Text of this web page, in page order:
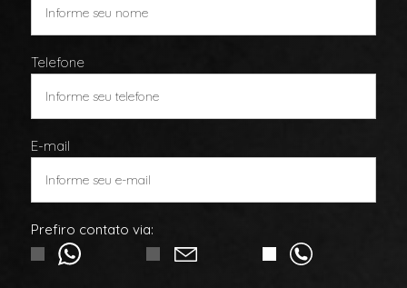
Telefone
E-mail
Prefiro contato via: